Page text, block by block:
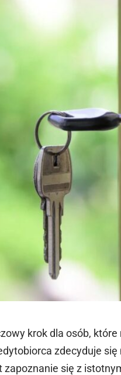
krok dla osób,
zdecyduje
zapoznanie się z